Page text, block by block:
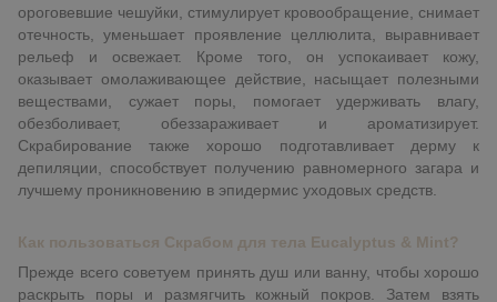
ороговевшие чешуйки, стимулирует кровообращение, снимает
отечность, уменьшает проявление целлюлита, выравнивает
рельеф и освежает. Кроме того, он успокаивает кожу,
оказывает омолаживающее действие, насыщает полезными
веществами, сужает поры, помогает удерживать влагу,
обезболивает, обеззараживает и ароматизирует.
Скрабирование также хорошо подготавливает дерму к
депиляции, способствует получению равномерного загара и
лучшему проникновению в эпидермис уходовых средств.
Как пользоваться Скрабом для тела Eucalyptus & Mint?
Прежде всего советуем принять душ или ванну, чтобы хорошо
раскрыть поры и размягчить кожный покров. Затем взять